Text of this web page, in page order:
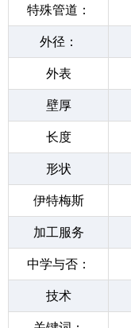
特殊管道：
外径：
外表
壁厚
长度
形状
伊特梅斯
加工服务
中学与否：
技术